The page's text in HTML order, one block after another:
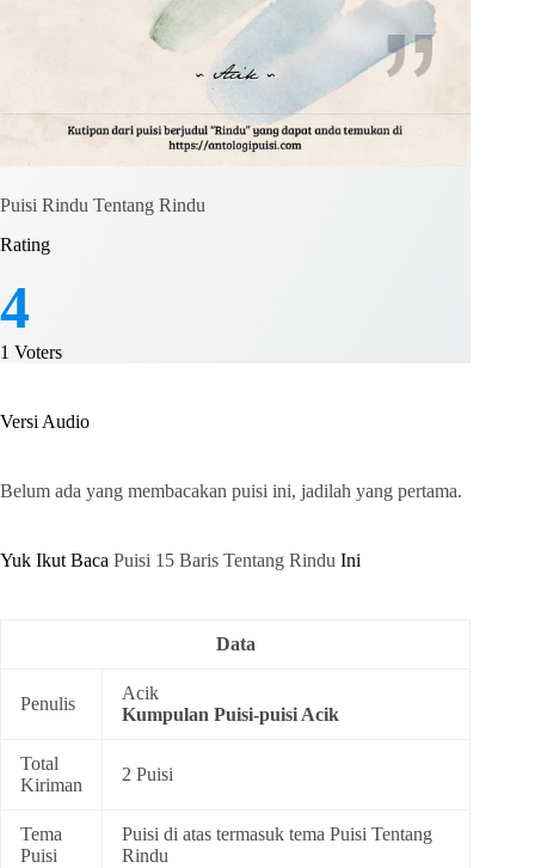
Puisi Rindu Tentang Rindu
Rating
4
1 Voters
Versi Audio
Belum ada yang membacakan puisi ini, jadilah yang pertama.
Yuk Ikut Baca Puisi 15 Baris Tentang Rindu Ini
Data
Penulis
Acik
Kumpulan Puisi-puisi Acik
Total
Kiriman
2 Puisi
Tema
Puisi
Puisi di atas termasuk tema Puisi Tentang
Rindu